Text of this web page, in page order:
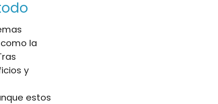
la
y
estos